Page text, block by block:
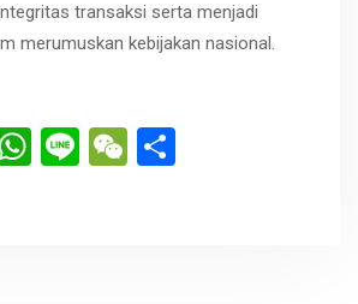
transaksi serta menjadi
merumuskan kebijakan nasional.
W Li
W